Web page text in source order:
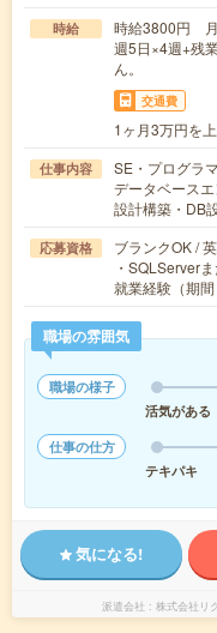
時給
時給3800円
週5日×4週+残
ん。
交通費
1ヶ月3万円を
仕事内容
SE・プログラ
データベース
設計構築・DB
応募資格
ブランクOK /
・SQLServer
就業経験（期
職場の雰囲気
職場の様子
活気がある
仕事の仕方
テキパキ
気になる!
派遣会社 株式会社リ